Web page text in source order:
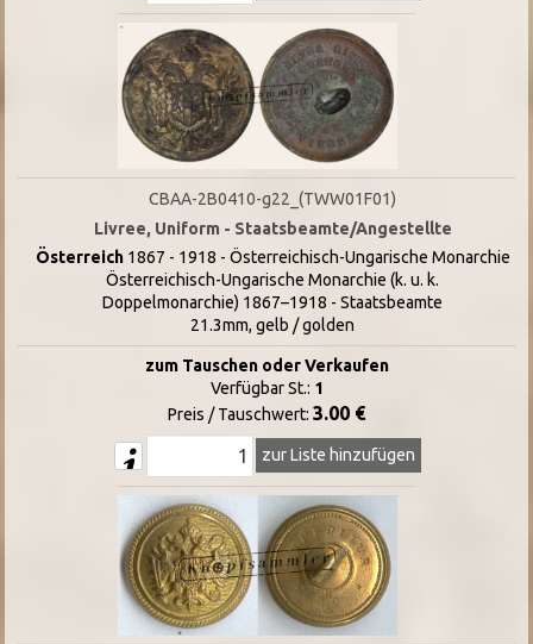
CBAA-2B0410-g22_(TWW01F01)
Livree, Uniform - Staatsbeamte/Angestellte
Österreich1867 - 1918 - Österreichisch-Ungarische Monarchie
Österreichisch-Ungarische Monarchie (k. u. k.
Doppelmonarchie) 1867–1918 - Staatsbeamte
21.3mm, gelb / golden
zum Tauschen oder Verkaufen
Verfügbar St.: 1
Preis / Tauschwert: 3.00 €
zur Liste hinzufügen